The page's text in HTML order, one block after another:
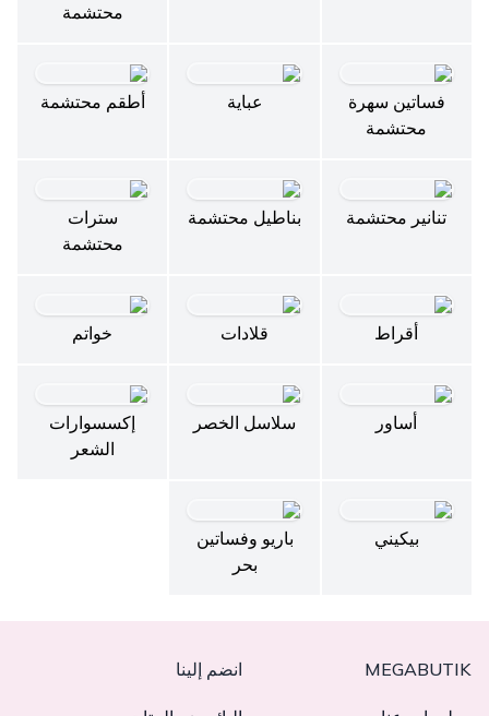
محتشمة
فساتين سهرة
محتشمة
عباية أطقم محتشمة
تنانير محتشمة بناطيل محتشمة
سترات
محتشمة
أقراط قلادات خواتم
أساور سلاسل الخصر
إكسسوارات
الشعر
بيكيني
باريو وفساتين
بحر
MEGABUTIK انضم إلينا